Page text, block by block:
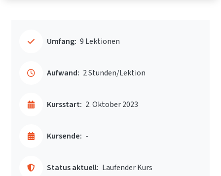
Umfang: 9 Lektionen
Aufwand: 2 Stunden/Lektion
Kursstart: 2. Oktober 2023
Kursende: -
Status aktuell: Laufender Kurs